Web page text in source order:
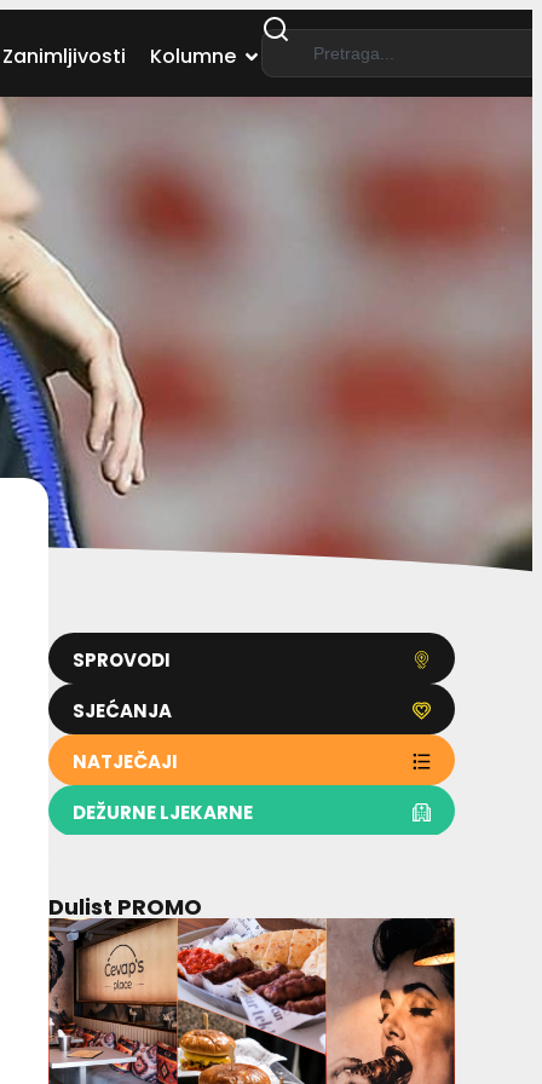
Zanimljivosti Kolumne
SPROVODI
SJEĆANJA
NATJEČAJI
DEŽURNE LJEKARNE
Dulist PROMO